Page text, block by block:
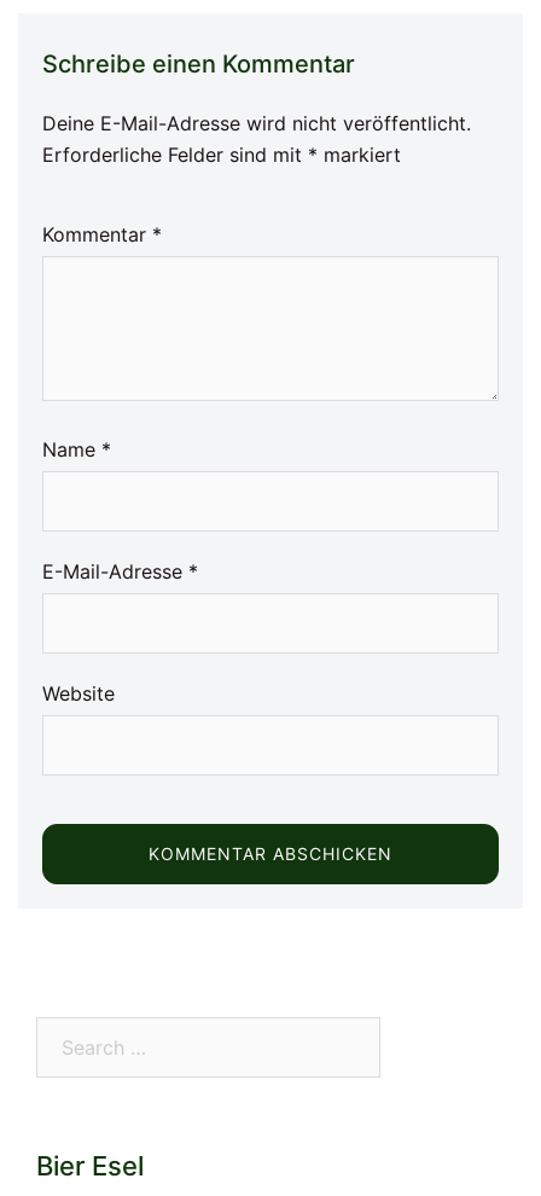
Schreibe einen Kommentar
Deine E-Mail-Adresse wird nicht veröffentlicht.
Erforderliche Felder sind mit * markiert
Kommentar *
Name *
E-Mail-Adresse *
Website
Bier Esel